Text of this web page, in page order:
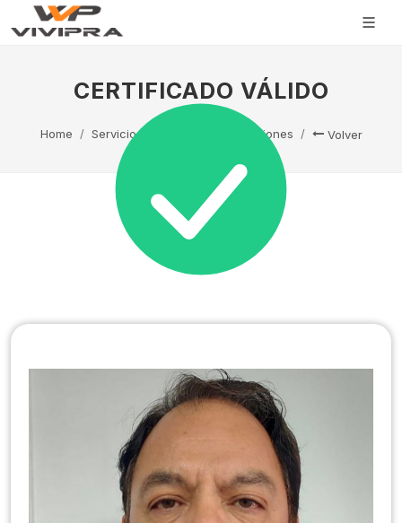
CERTIFICADO VÁLIDO
Home Servicio Técnico Capacitaciones Volver